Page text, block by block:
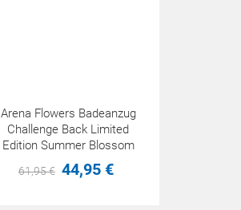
Arena Flowers Badeanzug
Challenge Back Limited
Edition Summer Blossom
61,95€ 44,95 €